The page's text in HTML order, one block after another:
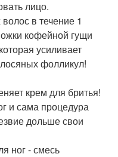
лицо.
в течение 1
кофейной гущи
усиливает
фолликул!
крем для бритья!
и сама процедура
дольше свои
ног - смесь